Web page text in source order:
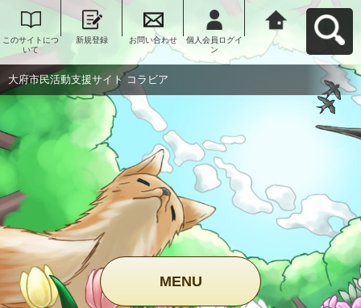
このサイトにつ
いて
新規登録 お問い合わせ
個人会員ログイ
ン
大府市民活動支
援サイト コラビ
アへ戻る
大府市民活動支援サイト コラビア
MENU